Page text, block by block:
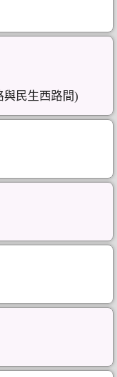
與民生西路間)